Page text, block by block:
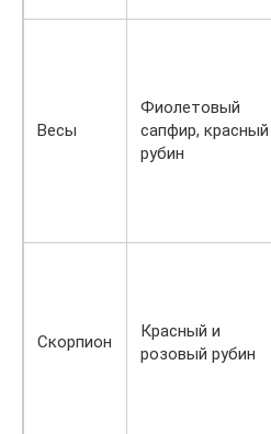
Весы
Фиолетовый
сапфир, красный
рубин
Скорпион
Красный и
розовый рубин